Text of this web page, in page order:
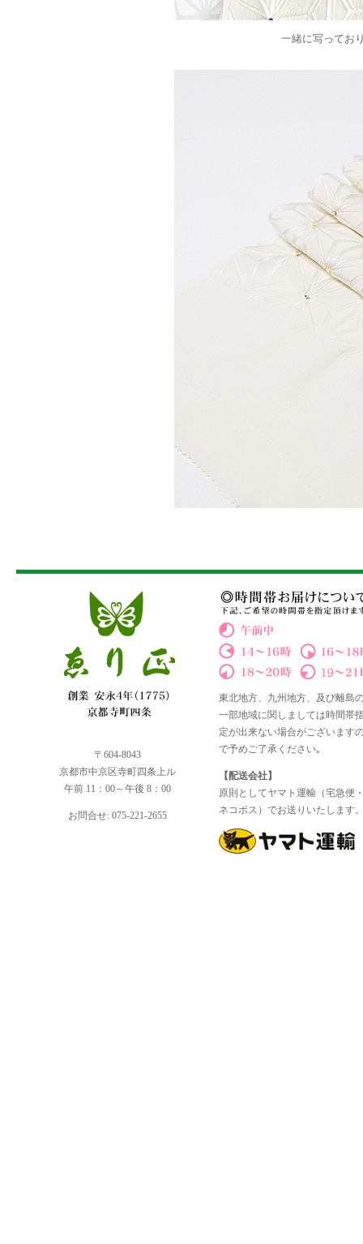
一緒に写ってお
〒604-8043
京都市中京区寺町四条上ル
午前 11：00～午後 8：00
お問合せ: 075-221-2655
東北地方、九州地方、及び離島
一部地域に関しましては時間帯
定が出来ない場合がございます
で予めご了承ください｡
【配送会社】
原則としてヤマト運輸（宅急便
ネコポス）でお送りいたします